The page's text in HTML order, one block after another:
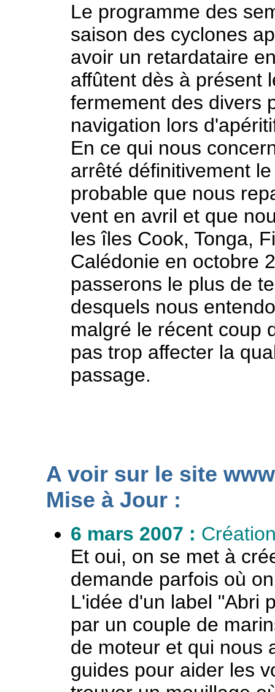
Le programme des
saison des cyclones
avoir un retardataire
affûtent dès à présent
fermement des divers
navigation lors
En ce qui nous
arrêté définitivement
probable que nous
vent en avril et que
les îles Cook, Tonga,
Calédonie en octobre
passerons le plus de
desquels nous
malgré le récent coup
pas trop affecter la
passage.
A voir sur le site
Mise à Jour :
6 mars 2007 :
Et oui, on se met à
demande parfois où
L'idée d'un label "Abri
par un couple de
de moteur et qui nous
guides pour aider les